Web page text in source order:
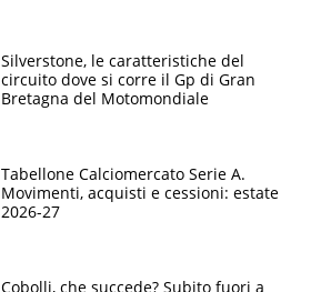
Silverstone, le caratteristiche del
circuito dove si corre il Gp di Gran
Bretagna del Motomondiale
Tabellone Calciomercato Serie A.
Movimenti, acquisti e cessioni: estate
2026-27
Cobolli, che succede? Subito fuori a